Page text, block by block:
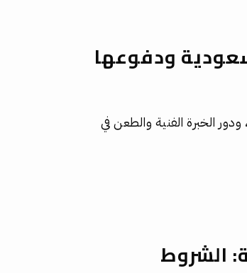
ودفوعها
ودور الخبرة الفنية والطعن في
الشروط